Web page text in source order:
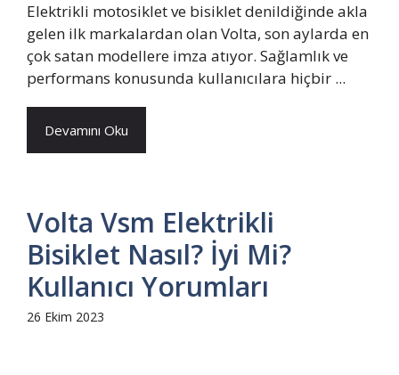
Elektrikli motosiklet ve bisiklet denildiğinde akla
gelen ilk markalardan olan Volta, son aylarda en
çok satan modellere imza atıyor. Sağlamlık ve
performans konusunda kullanıcılara hiçbir ...
Devamını Oku
Volta Vsm Elektrikli
Bisiklet Nasıl? İyi Mi?
Kullanıcı Yorumları
26 Ekim 2023